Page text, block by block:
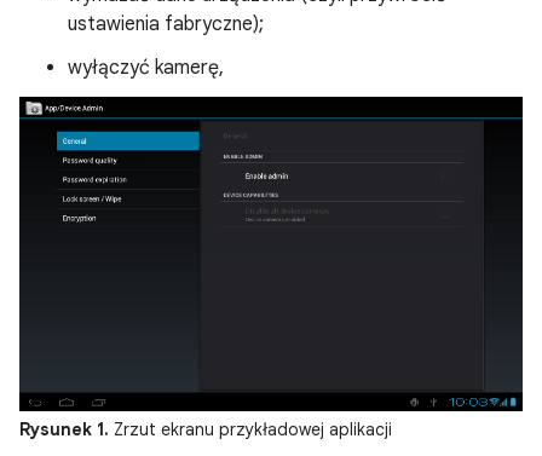
ustawienia fabryczne);
wyłączyć kamerę,
Rysunek 1. Zrzut ekranu przykładowej aplikacji